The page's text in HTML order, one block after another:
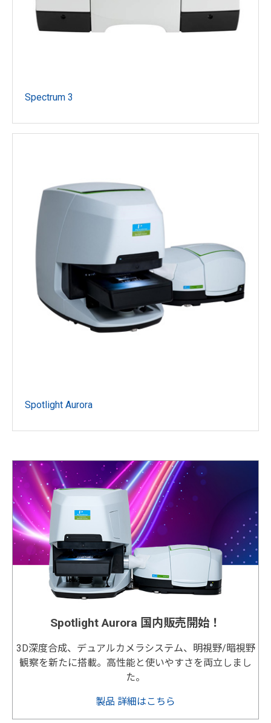
Spectrum 3
Spotlight Aurora
Spotlight Aurora 国内販売開始！
3D深度合成、デュアルカメラシステム、明視野/暗視野
観察を新たに搭載。高性能と使いやすさを両立しまし
た。
製品 詳細はこちら